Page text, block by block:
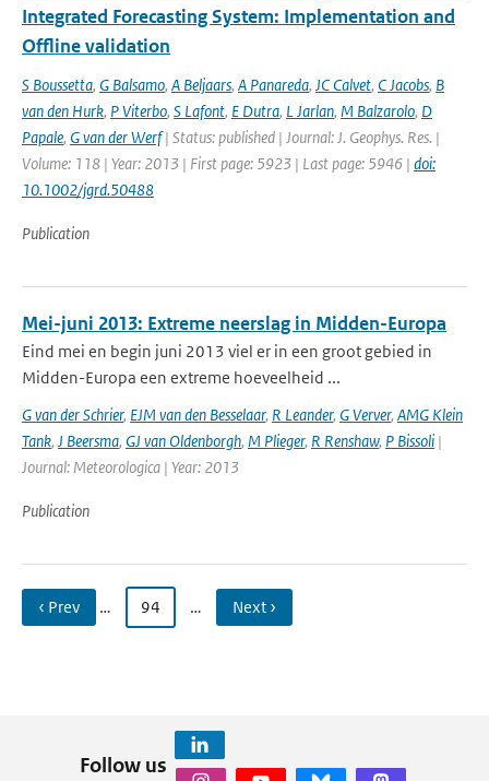
Integrated Forecasting System: Implementation and
Offline validation
S Boussetta, G Balsamo, A Beljaars, A Panareda, JC Calvet, C Jacobs, B
van den Hurk, P Viterbo, S Lafont, E Dutra, L Jarlan, M Balzarolo, D
Papale, G van der Werf| Status: published | Journal: J. Geophys. Res. |
Volume: 118 | Year: 2013 | First page: 5923 | Last page: 5946 | doi:
10.1002/jgrd.50488
Publication
Mei-juni 2013: Extreme neerslag in Midden-Europa
Eind mei en begin juni 2013 viel er in een groot gebied in
Midden-Europa een extreme hoeveelheid ...
G van der Schrier, EJM van den Besselaar, R Leander, G Verver, AMG Klein
Tank, J Beersma, GJ van Oldenborgh, M Plieger, R Renshaw, P Bissoli |
Journal: Meteorologica | Year: 2013
Publication
‹ Prev … 94 … Next ›
Follow us